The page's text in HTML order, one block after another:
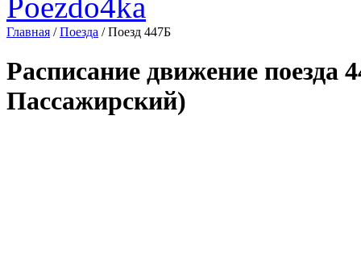
Главная /Поезда /Поезд 447Б
Расписание движение поезда
Пассажирский)